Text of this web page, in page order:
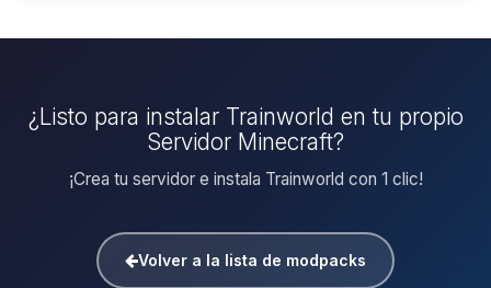
¿Listo para instalar Trainworld en tu propio
Servidor Minecraft?
¡Crea tu servidor e instala Trainworld con 1 clic!
Volver a la lista de modpacks